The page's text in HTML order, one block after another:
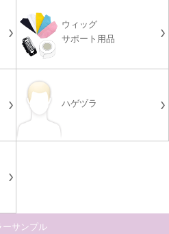
ウィッグ
サポート用品
ハゲヅラ
ーサンプル